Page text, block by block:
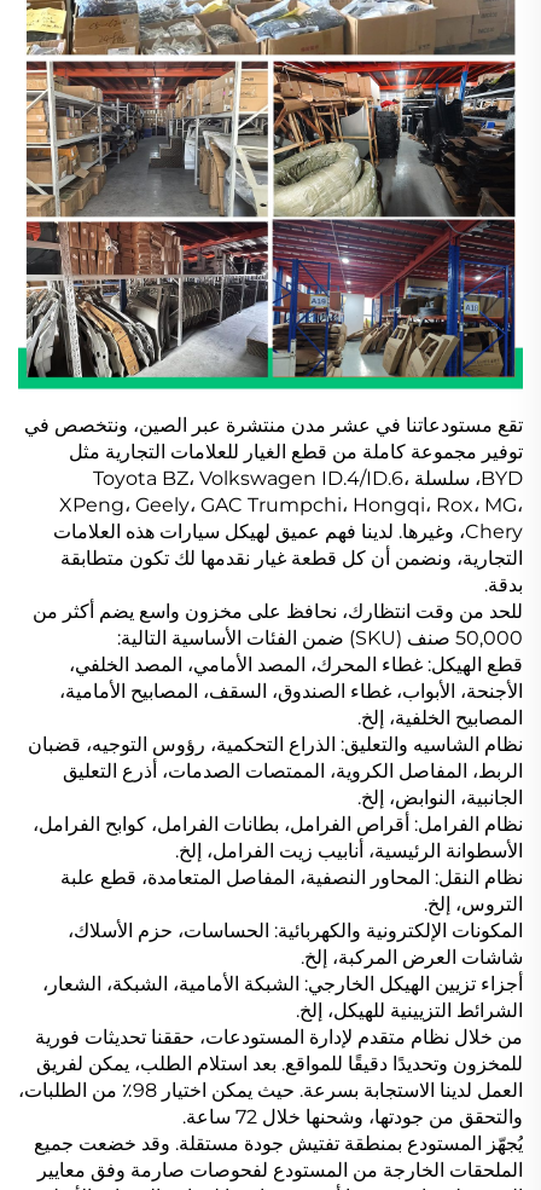
تقع مستودعاتنا في عشر مدن منتشرة عبر الصين، ونتخصص في
توفير مجموعة كاملة من قطع الغيار للعلامات التجارية مثل
BYD، سلسلة Toyota BZ، Volkswagen ID.4/ID.6،
XPeng، Geely، GAC Trumpchi، Hongqi، Rox، MG،
Chery، وغيرها. لدينا فهم عميق لهيكل سيارات هذه العلامات
التجارية، ونضمن أن كل قطعة غيار نقدمها لك تكون متطابقة
بدقة.
للحد من وقت انتظارك، نحافظ على مخزون واسع يضم أكثر من
50,000 صنف (SKU) ضمن الفئات الأساسية التالية:
قطع الهيكل: غطاء المحرك، المصد الأمامي، المصد الخلفي،
الأجنحة، الأبواب، غطاء الصندوق، السقف، المصابيح الأمامية،
المصابيح الخلفية، إلخ.
نظام الشاسيه والتعليق: الذراع التحكمية، رؤوس التوجيه، قضبان
الربط، المفاصل الكروية، الممتصات الصدمات، أذرع التعليق
الجانبية، النوابض، إلخ.
نظام الفرامل: أقراص الفرامل، بطانات الفرامل، كوابح الفرامل،
الأسطوانة الرئيسية، أنابيب زيت الفرامل، إلخ.
نظام النقل: المحاور النصفية، المفاصل المتعامدة، قطع علبة
التروس، إلخ.
المكونات الإلكترونية والكهربائية: الحساسات، حزم الأسلاك،
شاشات العرض المركبة، إلخ.
أجزاء تزيين الهيكل الخارجي: الشبكة الأمامية، الشبكة، الشعار،
الشرائط التزيينية للهيكل، إلخ.
من خلال نظام متقدم لإدارة المستودعات، حققنا تحديثات فورية
للمخزون وتحديدًا دقيقًا للمواقع. بعد استلام الطلب، يمكن لفريق
العمل لدينا الاستجابة بسرعة. حيث يمكن اختيار 98٪ من الطلبات،
والتحقق من جودتها، وشحنها خلال 72 ساعة.
يُجهّز المستودع بمنطقة تفتيش جودة مستقلة. وقد خضعت جميع
الملحقات الخارجة من المستودع لفحوصات صارمة وفق معايير